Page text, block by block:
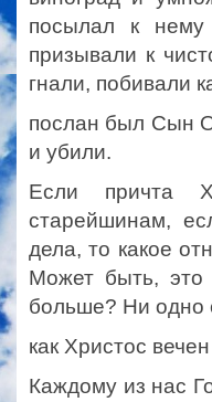
посылал к нему
призывали к
гнали, побивали
послан был Сын
и убили.
Если причта
старейшинам,
дела, то какое
Может быть, это
больше? Ни одно
как Христос
Каждому из нас